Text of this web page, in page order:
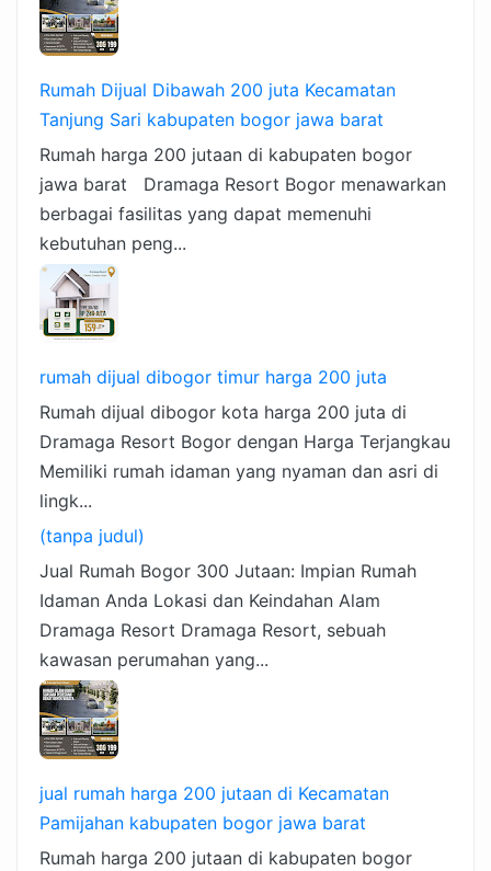
Rumah Dijual Dibawah 200 juta Kecamatan
Tanjung Sari kabupaten bogor jawa barat
Rumah harga 200 jutaan di kabupaten bogor
jawa barat Dramaga Resort Bogor menawarkan
berbagai fasilitas yang dapat memenuhi
kebutuhan peng...
rumah dijual dibogor timur harga 200 juta
Rumah dijual dibogor kota harga 200 juta di
Dramaga Resort Bogor dengan Harga Terjangkau
Memiliki rumah idaman yang nyaman dan asri di
lingk...
(tanpa judul)
Jual Rumah Bogor 300 Jutaan: Impian Rumah
Idaman Anda Lokasi dan Keindahan Alam
Dramaga Resort Dramaga Resort, sebuah
kawasan perumahan yang...
jual rumah harga 200 jutaan di Kecamatan
Pamijahan kabupaten bogor jawa barat
Rumah harga 200 jutaan di kabupaten bogor